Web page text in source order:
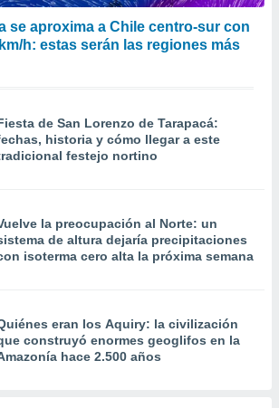
se aproxima a Chile centro-sur con
h: estas serán las regiones más
de San Lorenzo de Tarapacá:
historia y cómo llegar a este
festejo nortino
la preocupación al Norte: un
de altura dejaría precipitaciones
isoterma cero alta la próxima semana
eran los Aquiry: la civilización
construyó enormes geoglifos en la
hace 2.500 años